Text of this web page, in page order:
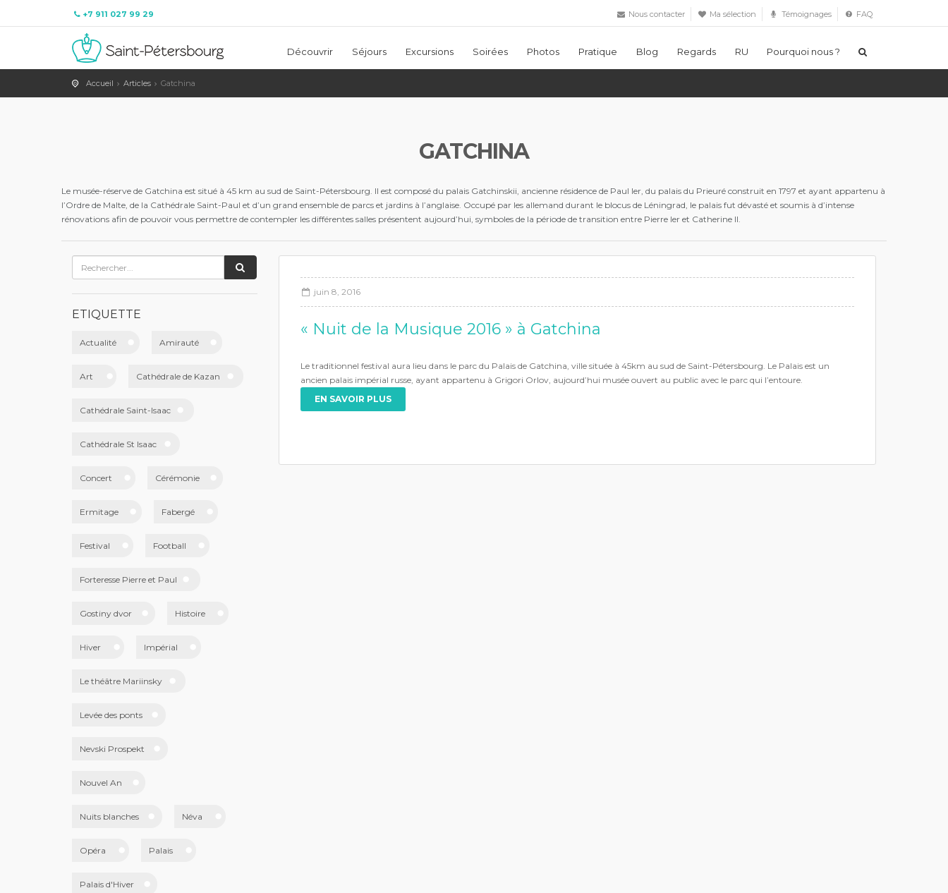
+7 911 027 99 29 Nous contacter Ma sélection Témoignages FAQ
Découvrir Séjours Excursions Soirées Photos Pratique Blog Regards RU Pourquoi nous ?
Accueil Articles Gatchina
GATCHINA
Le musée-réserve de Gatchina est situé à 45 km au sud de Saint-Pétersbourg. Il est composé du palais Gatchinskii, ancienne résidence de Paul Ier, du palais du Prieuré construit en 1797 et ayant appartenu à
l’Ordre de Malte, de la Cathédrale Saint-Paul et d’un grand ensemble de parcs et jardins à l’anglaise. Occupé par les allemand durant le blocus de Léningrad, le palais fut dévasté et soumis à d’intense
rénovations afin de pouvoir vous permettre de contempler les différentes salles présentent aujourd’hui, symboles de la période de transition entre Pierre Ier et Catherine II.
juin 8, 2016
« Nuit de la Musique 2016 » à Gatchina
Le traditionnel festival aura lieu dans le parc du Palais de Gatchina, ville située à 45km au sud de Saint-Pétersbourg. Le Palais est un
ancien palais impérial russe, ayant appartenu à Grigori Orlov, aujourd’hui musée ouvert au public avec le parc qui l’entoure.
EN SAVOIR PLUS
ETIQUETTE
Actualité Amirauté
Art Cathédrale de Kazan
Cathédrale Saint-Isaac
Cathédrale St Isaac
Concert Cérémonie
Ermitage Fabergé
Festival Football
Forteresse Pierre et Paul
Gostiny dvor Histoire
Hiver Impérial
Le théâtre Mariinsky
Levée des ponts
Nevski Prospekt
Nouvel An
Nuits blanches Néva
Opéra Palais
Palais d'Hiver